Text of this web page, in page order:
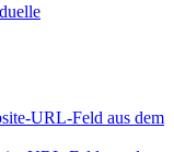
URL-Feld aus dem